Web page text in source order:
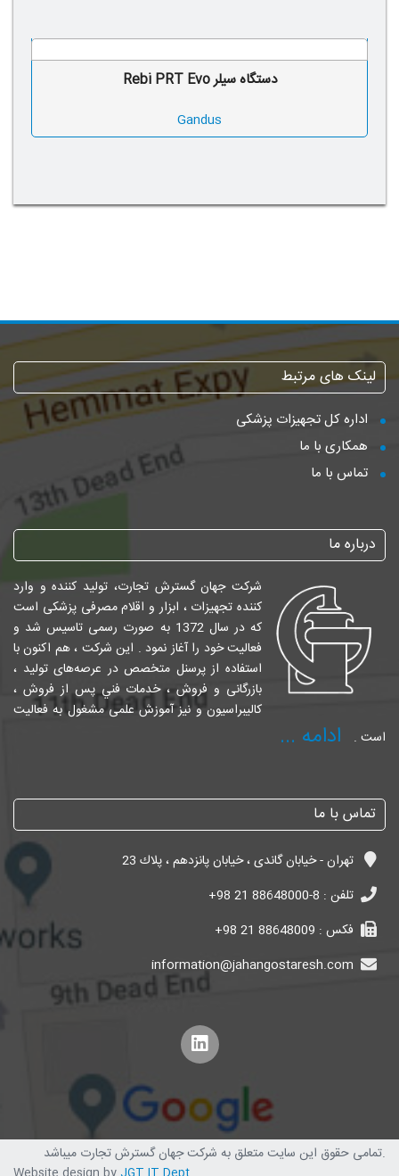
دستگاه سیلر Rebi PRT Evo
Gandus
لینک های مرتبط
اداره کل تجهیزات پزشکی
همکاری با ما
تماس با ما
درباره ما
شرکت جهان گسترش تجارت، تولید کننده و وارد
کننده تجهیزات ، ابزار و اقلام مصرفی پزشکی است
که در سال 1372 به صورت رسمی تاسیس شد و
فعالیت خود را آغاز نمود . این شرکت ، هم اکنون با
استفاده از پرسنل متخصص در عرصه‌های تولید ،
بازرگانی و فروش ، خدمات فني پس از فروش ،
کالیبراسیون و نیز آموزش علمی مشغول به فعالیت
است .
ادامه ...
تماس با ما
تهران - خیابان گاندی ، خیابان پانزدهم ، پلاك 23
تلفن : +98 21 88648000-8
فکس : +98 21 88648009
information@jahangostaresh.com
تمامی حقوق این سایت متعلق به شرکت جهان گسترش تجارت میباشد.